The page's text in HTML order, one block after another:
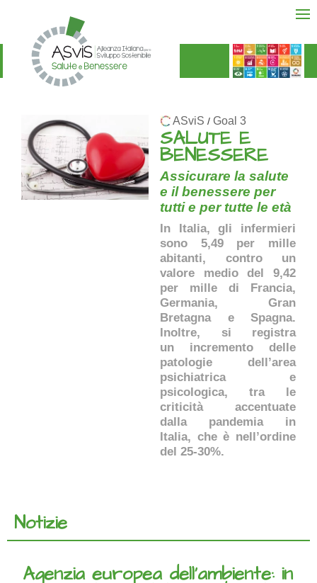
ASviS / Goal 3
SALUTE E
BENESSERE
Assicurare la salute
e il benessere per
tutti e per tutte le età
In Italia, gli infermieri
sono 5,49 per mille
abitanti, contro un
valore medio del 9,42
per mille di Francia,
Germania, Gran
Bretagna e Spagna.
Inoltre, si registra
un incremento delle
patologie dell’area
psichiatrica e
psicologica, tra le
criticità accentuate
dalla pandemia in
Italia, che è nell’ordine
del 25-30%.
Notizie
Agenzia europea dell’ambiente: in